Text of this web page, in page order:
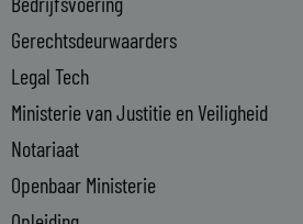
i
n
Gerechtsdeurwaarders
Legal Tech
Ministerie van Justitie en Veiligheid
Notariaat
Openbaar Ministerie